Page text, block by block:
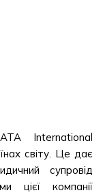
International
світу. Це дає
супровід
цієї компанії